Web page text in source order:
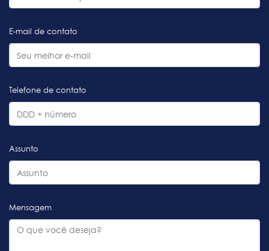
E-mail de contato
Telefone de contato
Assunto
Mensagem